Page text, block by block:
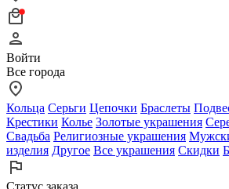
Войти
Все города
Кольца Серьги Цепочки Браслеты
Крестики Колье Золотые украшения
Свадьба Религиозные украшения
изделия Другое Все украшения Скидки
Статус заказа